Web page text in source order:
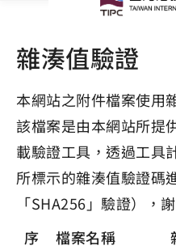
雜湊值驗證
本網站之附件檔案使用
該檔案是由本網站所提
載驗證工具，透過工具
所標示的雜湊值驗證碼
「SHA256」驗證），
序
檔案名稱